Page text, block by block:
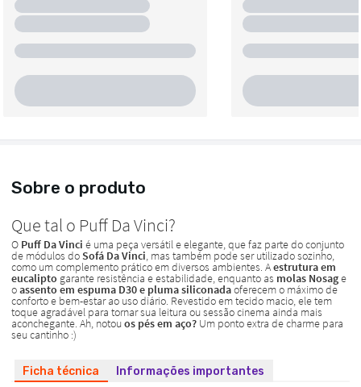
Sobre o produto
Ficha técnica Informações importantes